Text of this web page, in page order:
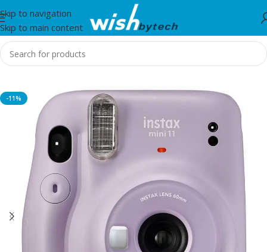
Skip to navigation
Skip to main content
Home/Instax
-11%